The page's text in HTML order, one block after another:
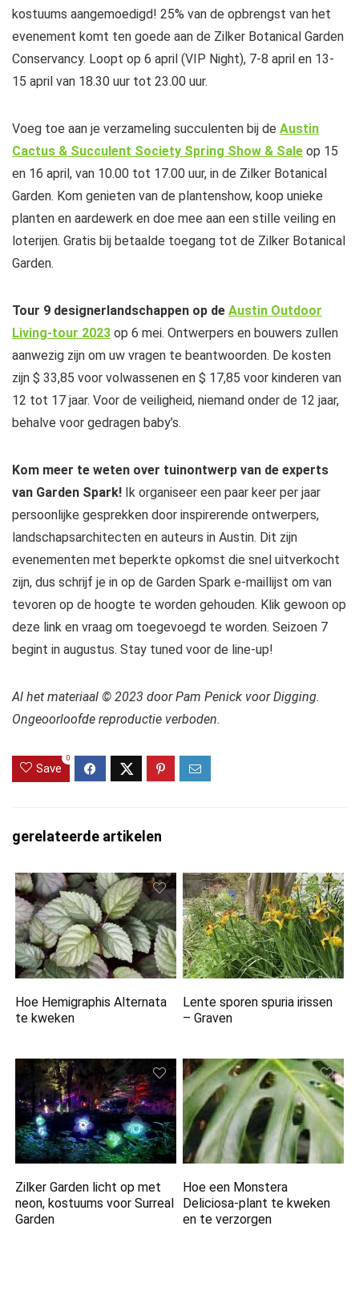
kostuums aangemoedigd! 25% van de opbrengst van het
evenement komt ten goede aan de Zilker Botanical Garden
Conservancy. Loopt op 6 april (VIP Night), 7-8 april en 13-
15 april van 18.30 uur tot 23.00 uur.
Voeg toe aan je verzameling succulenten bij de Austin
Cactus & Succulent Society Spring Show & Sale op 15
en 16 april, van 10.00 tot 17.00 uur, in de Zilker Botanical
Garden. Kom genieten van de plantenshow, koop unieke
planten en aardewerk en doe mee aan een stille veiling en
loterijen. Gratis bij betaalde toegang tot de Zilker Botanical
Garden.
Tour 9 designerlandschappen op de Austin Outdoor
Living-tour 2023 op 6 mei. Ontwerpers en bouwers zullen
aanwezig zijn om uw vragen te beantwoorden. De kosten
zijn $ 33,85 voor volwassenen en $ 17,85 voor kinderen van
12 tot 17 jaar. Voor de veiligheid, niemand onder de 12 jaar,
behalve voor gedragen baby’s.
Kom meer te weten over tuinontwerp van de experts
van Garden Spark! Ik organiseer een paar keer per jaar
persoonlijke gesprekken door inspirerende ontwerpers,
landschapsarchitecten en auteurs in Austin. Dit zijn
evenementen met beperkte opkomst die snel uitverkocht
zijn, dus schrijf je in op de Garden Spark e-maillijst om van
tevoren op de hoogte te worden gehouden. Klik gewoon op
deze link en vraag om toegevoegd te worden. Seizoen 7
begint in augustus. Stay tuned voor de line-up!
Al het materiaal © 2023 door Pam Penick voor Digging.
Ongeoorloofde reproductie verboden.
Save
0
gerelateerde artikelen
Hoe Hemigraphis Alternata
te kweken
Lente sporen spuria irissen
– Graven
Zilker Garden licht op met
neon, kostuums voor Surreal
Garden
Hoe een Monstera
Deliciosa-plant te kweken
en te verzorgen